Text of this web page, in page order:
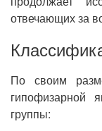
отвечающих за
По своим
гипофизарной
группы: